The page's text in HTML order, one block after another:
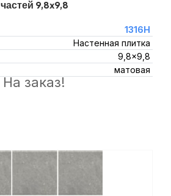
частей 9,8x9,8
1316H
Настенная плитка
9,8x9,8
матовая
На заказ!